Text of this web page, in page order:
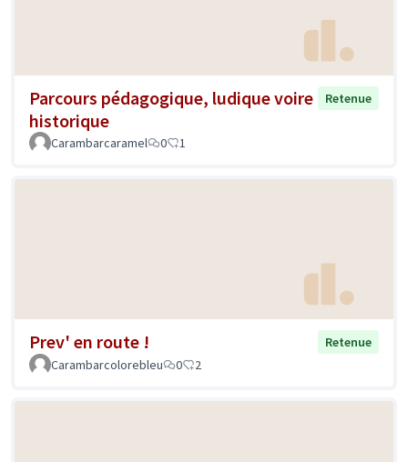
Parcours pédagogique, ludique voire
historique
Retenue
Carambarcaramel 0 1
Prev' en route !
Retenue
Carambarcolorebleu
0 2